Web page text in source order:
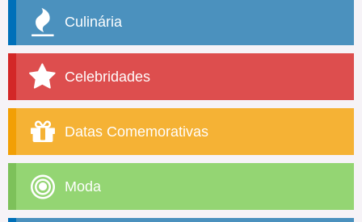
Culinária
Celebridades
Datas Comemorativas
Moda